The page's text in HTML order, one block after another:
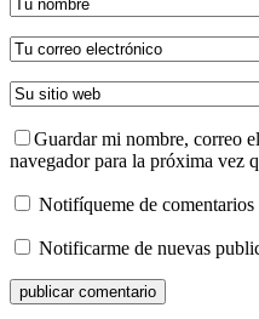
Guardar mi nombre, correo
navegador para la próxima vez
Notifíqueme de comentarios
Notificarme de nuevas